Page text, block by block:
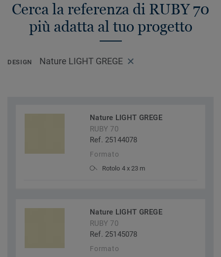
Cerca la referenza di RUBY 70
più adatta al tuo progetto
DESIGN Nature LIGHT GREGE
Nature LIGHT GREGE
RUBY 70
Ref. 25144078
Formato
Rotolo 4 x 23 m
Nature LIGHT GREGE
RUBY 70
Ref. 25145078
Formato